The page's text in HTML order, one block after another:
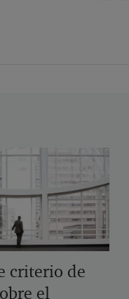
criterio de
el